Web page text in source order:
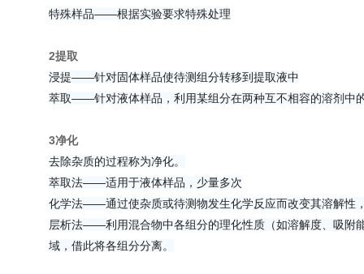
特殊样品——根据实验要求特殊处理
2提取
浸提——针对固体样品使待测组分转移到提取液中
萃取——针对液体样品，利用某组分在两种互不相容的溶剂中
3净化
去除杂质的过程称为净化。
萃取法——适用于液体样品，少量多次
化学法——通过使杂质或待测物发生化学反应而改变其溶解性
层析法——利用混合物中各组分的理化性质（如溶解度、吸附
域，借此将各组分分离。